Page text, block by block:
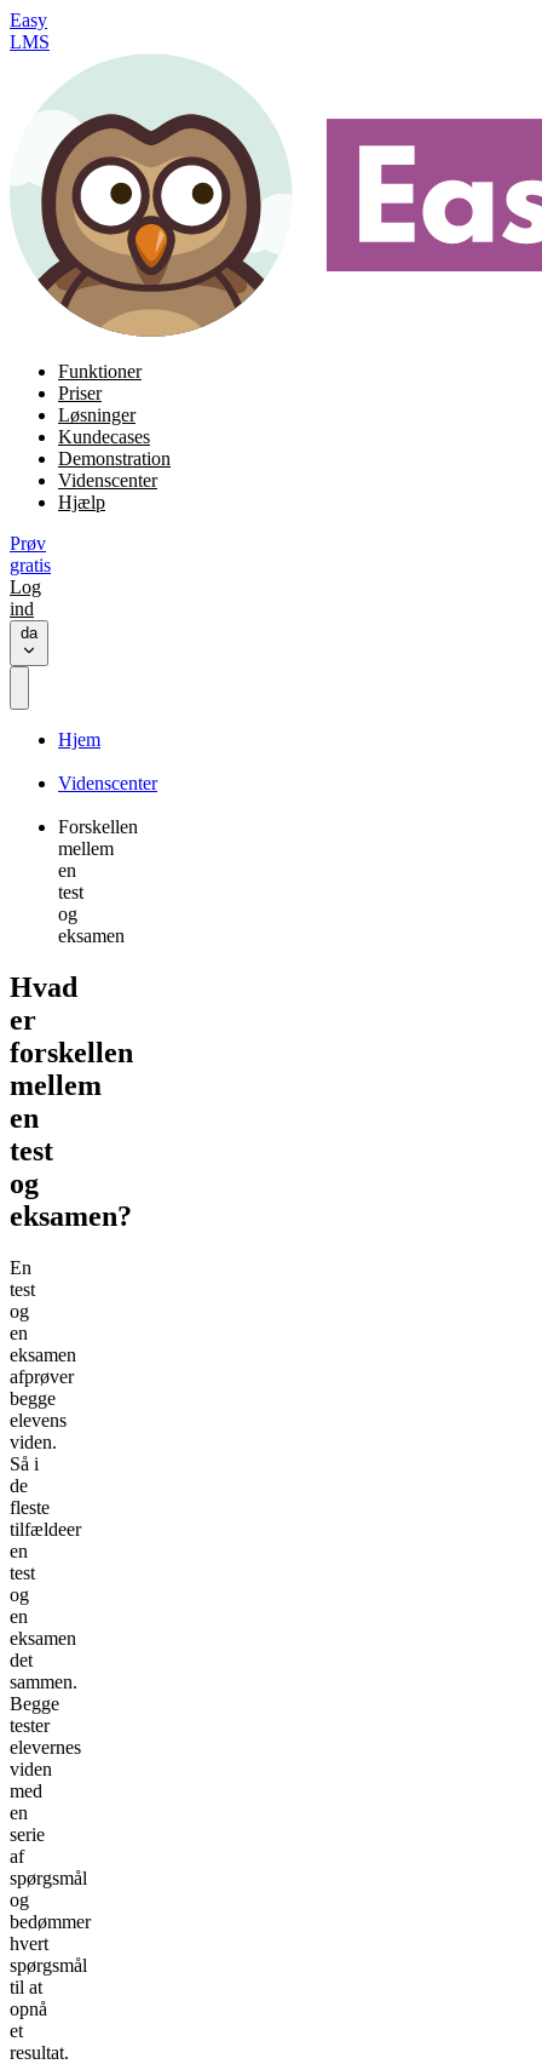
Easy
LMS
Funktioner
Priser
Løsninger
Kundecases
Demonstration
Videnscenter
Hjælp
Prøv
gratis
Log
ind
da
Hjem
Videnscenter
Forskellen
mellem
en
test
og
eksamen
Hvad
er
forskellen
mellem
en
test
og
eksamen?
En
test
og
en
eksamen
afprøver
begge
elevens
viden.
Så i
de
fleste
tilfældeer
en
test
og
en
eksamen
det
sammen.
Begge
tester
elevernes
viden
med
en
serie
af
spørgsmål
og
bedømmer
hvert
spørgsmål
til at
opnå
et
resultat.